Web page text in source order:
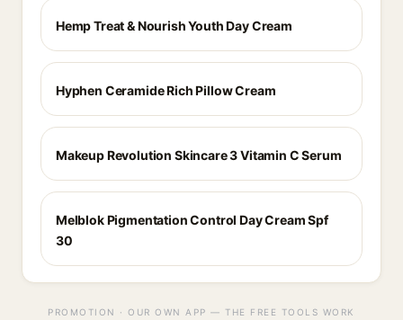
Hemp Treat & Nourish Youth Day Cream
Hyphen Ceramide Rich Pillow Cream
Makeup Revolution Skincare 3 Vitamin C Serum
Melblok Pigmentation Control Day Cream Spf
30
PROMOTION · OUR OWN APP — THE FREE TOOLS WORK